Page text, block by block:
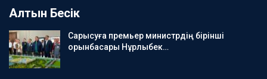
Алтын Бесік
Сарысуға премьер министрдің бірінші
орынбасары Нұрлыбек…